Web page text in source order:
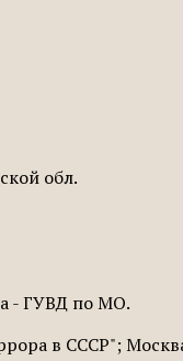
обл.
- ГУВД по МО.
в СССР";